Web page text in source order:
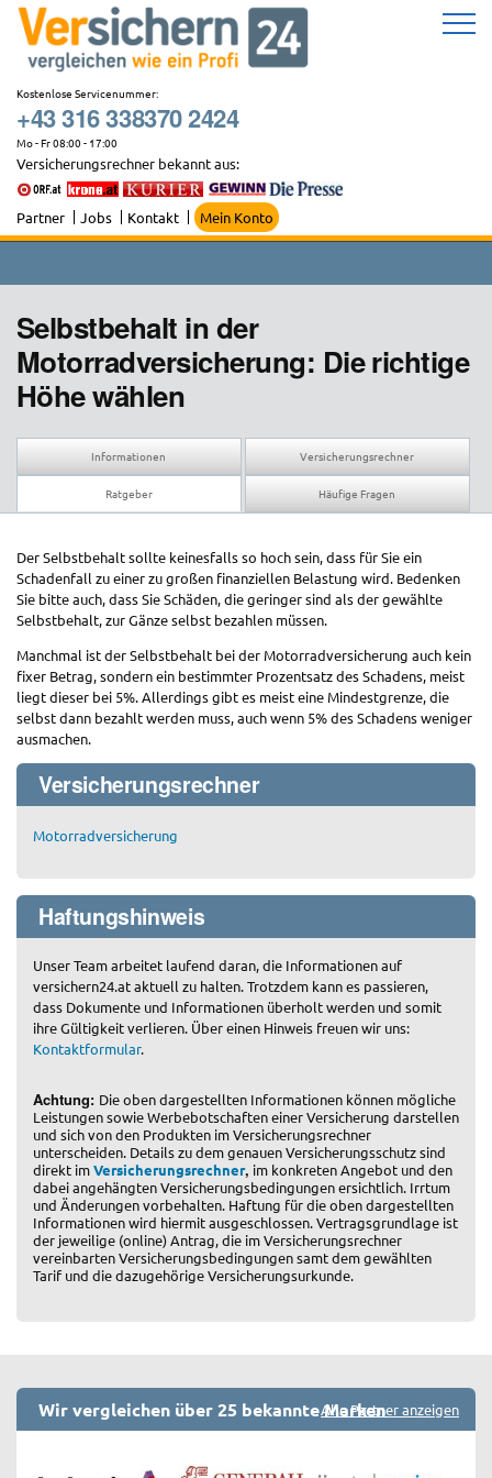
Zum
Inhalt
springen
Kostenlose Servicenummer:
+43 316 338370 2424
Mo - Fr 08:00 - 17:00
Versicherungsrechner bekannt aus:
Partner Jobs Kontakt Mein Konto
Selbstbehalt in der
Motorradversicherung: Die richtige
Höhe wählen
Informationen Versicherungsrechner
Ratgeber Häufige Fragen
Der Selbstbehalt sollte keinesfalls so hoch sein, dass für Sie ein
Schadenfall zu einer zu großen finanziellen Belastung wird. Bedenken
Sie bitte auch, dass Sie Schäden, die geringer sind als der gewählte
Selbstbehalt, zur Gänze selbst bezahlen müssen.
Manchmal ist der Selbstbehalt bei der Motorradversicherung auch kein
fixer Betrag, sondern ein bestimmter Prozentsatz des Schadens, meist
liegt dieser bei 5%. Allerdings gibt es meist eine Mindestgrenze, die
selbst dann bezahlt werden muss, auch wenn 5% des Schadens weniger
ausmachen.
Versicherungsrechner
Motorradversicherung
Haftungshinweis
Unser Team arbeitet laufend daran, die Informationen auf
versichern24.at aktuell zu halten. Trotzdem kann es passieren,
dass Dokumente und Informationen überholt werden und somit
ihre Gültigkeit verlieren. Über einen Hinweis freuen wir uns:
Kontaktformular.
Achtung: Die oben dargestellten Informationen können mögliche
Leistungen sowie Werbebotschaften einer Versicherung darstellen
und sich von den Produkten im Versicherungsrechner
unterscheiden. Details zu dem genauen Versicherungsschutz sind
direkt imVersicherungsrechner, im konkreten Angebot und den
dabei angehängten Versicherungsbedingungen ersichtlich. Irrtum
und Änderungen vorbehalten. Haftung für die oben dargestellten
Informationen wird hiermit ausgeschlossen. Vertragsgrundlage ist
der jeweilige (online) Antrag, die im Versicherungsrechner
vereinbarten Versicherungsbedingungen samt dem gewählten
Tarif und die dazugehörige Versicherungsurkunde.
Wir vergleichen über 25 bekannte MarkenAlle Partner anzeigen